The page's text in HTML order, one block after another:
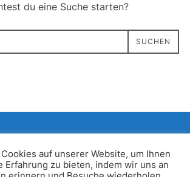
du eine Suche starten?
SUCHEN
WordPress Theme von WPZOOM
auf unserer Website, um Ihnen
Erfahrung zu bieten, indem wir uns an